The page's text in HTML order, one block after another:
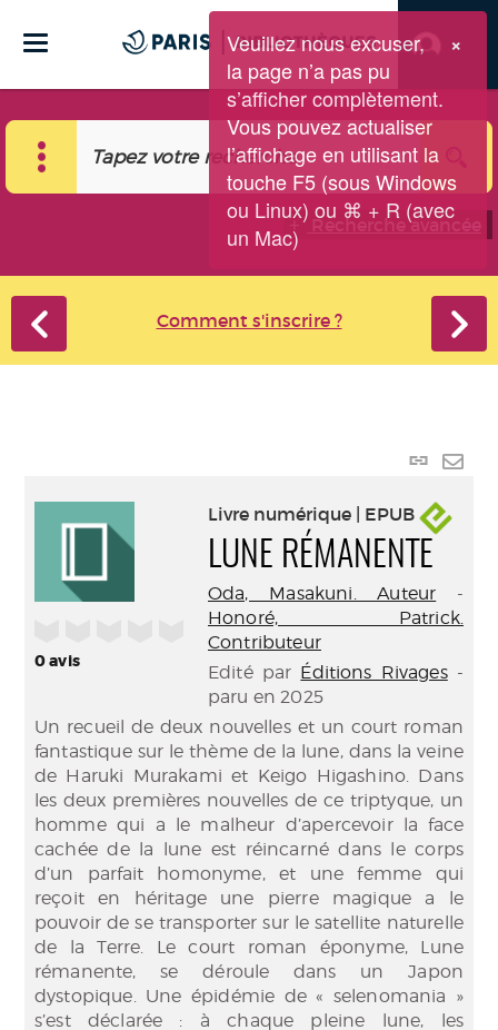
Recherche avancée
Comment s'inscrire ?
Lien
0avis
Livre numérique | EPUB
LUNE RÉMANENTE
Oda, Masakuni. Auteur -
Honoré, Patrick.
Contributeur
Edité par Éditions Rivages-
paru en 2025
Un recueil de deux nouvelles et un court roman
fantastique sur le thème de la lune, dans la veine
de Haruki Murakami et Keigo Higashino. Dans
les deux premières nouvelles de ce triptyque, un
homme qui a le malheur d’apercevoir la face
cachée de la lune est réincarné dans le corps
d’un parfait homonyme, et une femme qui
reçoit en héritage une pierre magique a le
pouvoir de se transporter sur le satellite naturelle
de la Terre. Le court roman éponyme, Lune
rémanente, se déroule dans un Japon
dystopique. Une épidémie de « selenomania »
s’est déclarée : à chaque pleine lune, les
×
Veuillez nous excuser,
la page n’a pas pu
s’afficher complètement.
Vous pouvez actualiser
l’affichage en utilisant la
touche F5 (sous Windows
ou Linux) ou ⌘ + R (avec
un Mac)